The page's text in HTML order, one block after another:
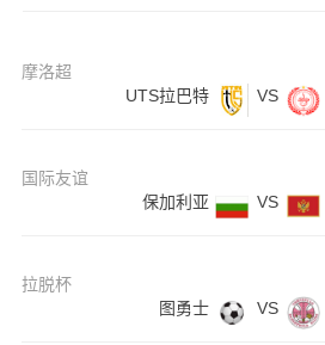
摩洛超
UTS拉巴特
VS
国际友谊
保加利亚
VS
拉脱杯
图勇士
VS